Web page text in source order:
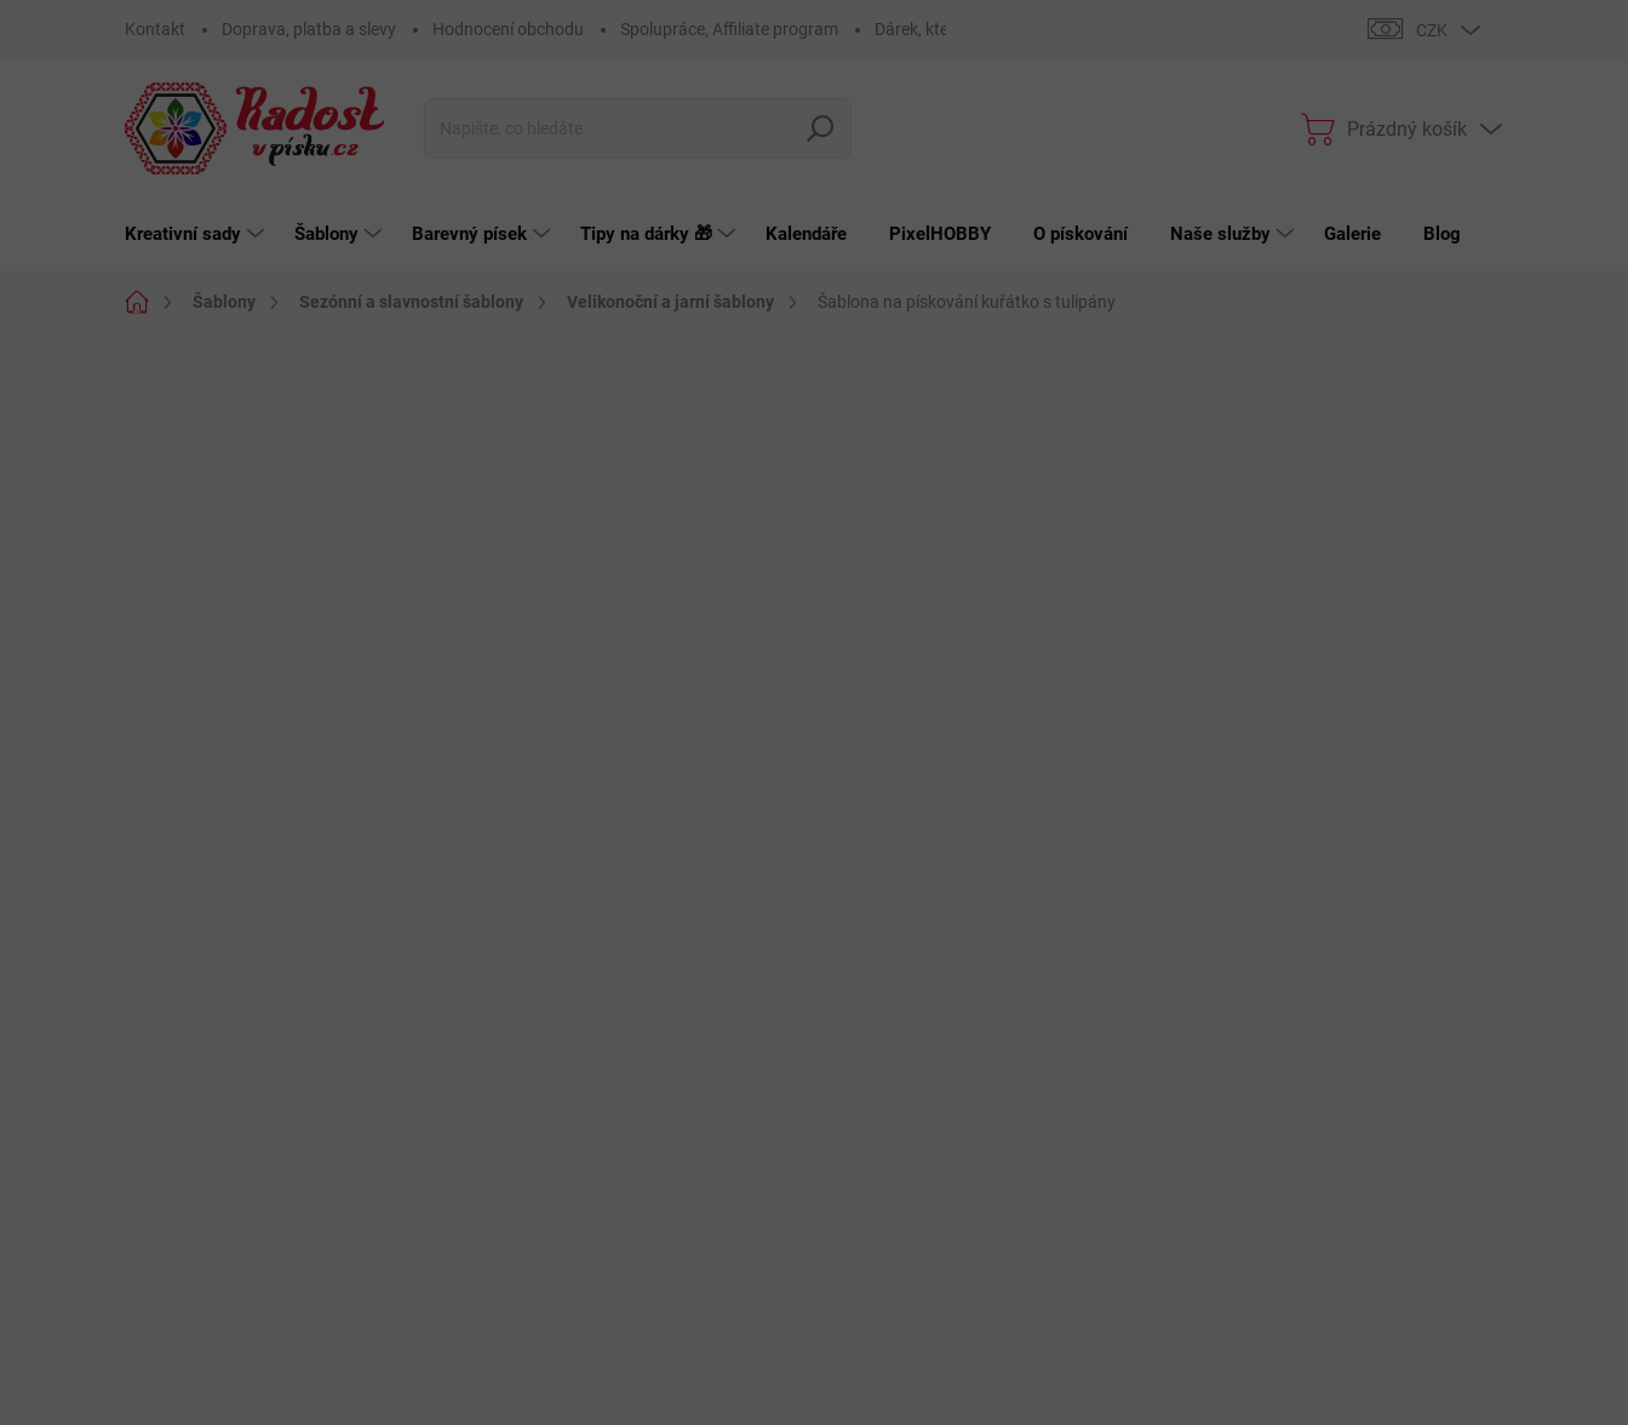
Kontakt Doprava, platba a slevy Hodnocení obchodu Spolupráce, Affiliate program Dárek, který má smysl Podmínky ochrany osobních údajů
CZK
Hledat
Nákupní
Prázdný košík
Kreativní sady Šablony Barevný písek Tipy na dárky 🎁 Kalendáře PixelHOBBY O pískování Naše služby Galerie Blog
Domů Šablony Sezónní a slavnostní šablony Velikonoční a jarní šablony Šablona na pískování kuřátko s tulipány